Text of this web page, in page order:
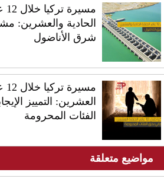
الحادية والعشرين:
شرق الأناضول
العشرين: التمييز
الفئات المحرومة
مواضيع متعلقة